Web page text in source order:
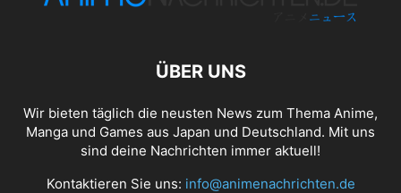
ÜBER UNS
Wir bieten täglich die neusten News zum Thema Anime,
Manga und Games aus Japan und Deutschland. Mit uns
sind deine Nachrichten immer aktuell!
Kontaktieren Sie uns: info@animenachrichten.de